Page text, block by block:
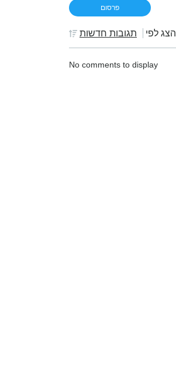
הצג לפי תגובות חדשות
No comments to display